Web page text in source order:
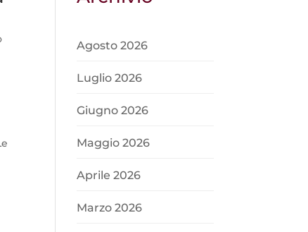
Agosto 2026
Luglio 2026
Giugno 2026
Maggio 2026
Aprile 2026
Marzo 2026